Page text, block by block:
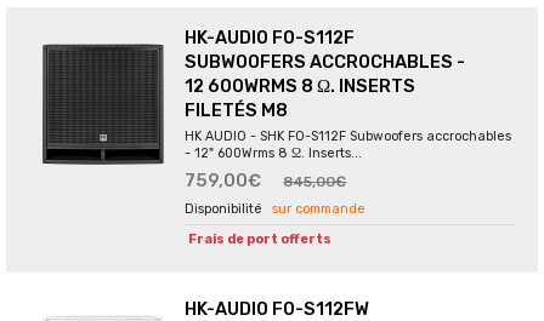
HK-AUDIO FO-S112F
SUBWOOFERS ACCROCHABLES -
12 600WRMS 8 Ω. INSERTS
FILETÉS M8
HK AUDIO - SHK FO-S112F Subwoofers accrochables
- 12" 600Wrms 8 Ω. Inserts...
759,00€ 845,00€
sur commande
Frais de port offerts
HK-AUDIO FO-S112FW